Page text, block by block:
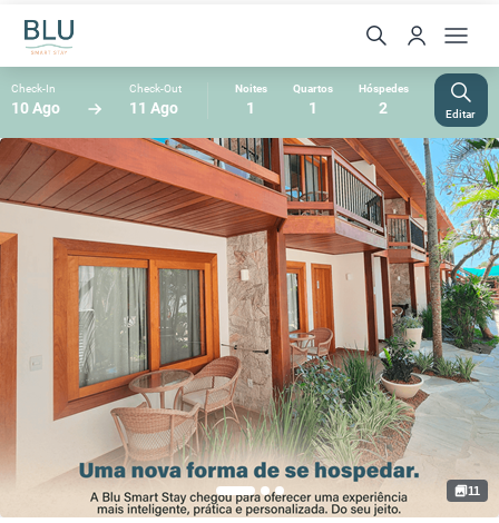
Check-In
10 Ago
Check-Out
11 Ago
Noites
1
Quartos
1
Hóspedes
2 Editar
11